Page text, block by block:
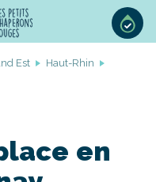
Est
Haut-Rhin
en